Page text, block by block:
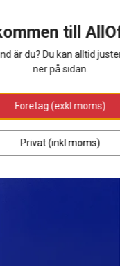
till
är du? Du kan alltid
ner på sidan.
Företag (exkl moms)
Privat (inkl moms)